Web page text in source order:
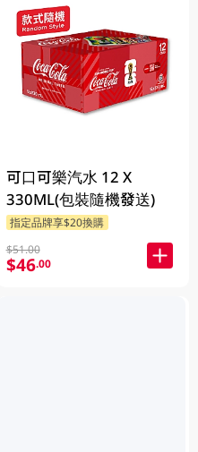
可口可樂汽水 12 X
330ML(包裝隨機發送)
指定品牌享$20換購
$51.00
$46.00